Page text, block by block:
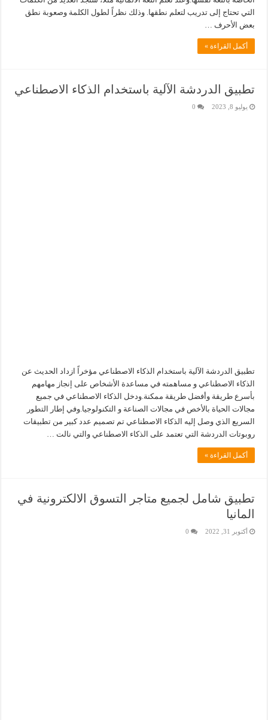
التي تحتاج إلى تدريب لتعلم نطقها. وذلك نظراً لطول الكلمة وصعوبة نطق
بعض الأحرف …
أكمل القراءة »
تطبيق الدردشة الآلية باستخدام الذكاء الاصطناعي
يوليو 8, 2023 0
تطبيق الدردشة الآلية باستخدام الذكاء الاصطناعي مؤخراً ازداد الحديث عن
الذكاء الاصطناعي و مساهمته في مساعدة الأشخاص على إنجاز مهامهم
بأسرع طريقة وأفضل طريقة ممكنة.ودخل الذكاء الاصطناعي في جميع
مجالات الحياة بالأخص في مجالات الصناعة و التكنولوجيا.وفي إطار التطور
السريع الذي وصل إليه الذكاء الاصطناعي تم تصميم عدد كبير من تطبيقات
روبوتات الدردشة التي تعتمد على الذكاء الاصطناعي والتي نالت …
أكمل القراءة »
تطبيق شامل لجميع متاجر التسوق الالكترونية في
المانيا
أكتوبر 31, 2022 0